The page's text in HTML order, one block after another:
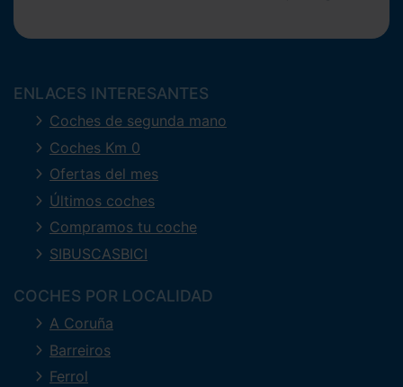
ENLACES INTERESANTES
Coches de segunda mano
Coches Km 0
Ofertas del mes
Últimos coches
Compramos tu coche
SIBUSCASBICI
COCHES POR LOCALIDAD
A Coruña
Barreiros
Ferrol